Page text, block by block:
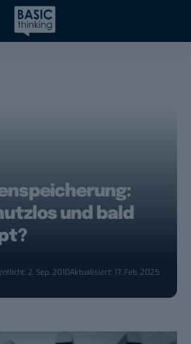
und bald
2. Sep. 2010Aktualisiert: 17. Feb. 2025